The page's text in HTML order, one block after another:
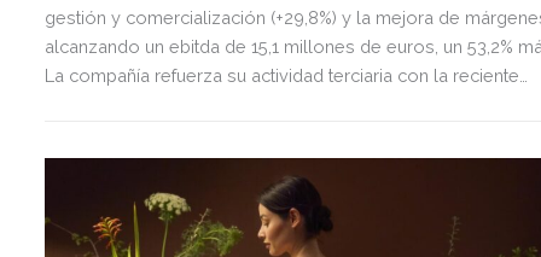
gestión y comercialización (+29,8%) y la mejora de
alcanzando un ebitda de 15,1 millones de euros, un 53,2%
La compañía refuerza su actividad terciaria con la reciente
España.